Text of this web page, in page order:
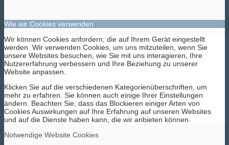
Wie wir Cookies verwenden
Wir können Cookies anfordern, die auf Ihrem Gerät eingestellt
werden. Wir verwenden Cookies, um uns mitzuteilen, wenn Sie
unsere Websites besuchen, wie Sie mit uns interagieren, Ihre
Nutzererfahrung verbessern und Ihre Beziehung zu unserer
Website anpassen.
Klicken Sie auf die verschiedenen Kategorienüberschriften, um
mehr zu erfahren. Sie können auch einige Ihrer Einstellungen
ändern. Beachten Sie, dass das Blockieren einiger Arten von
Cookies Auswirkungen auf Ihre Erfahrung auf unseren Websites
und auf die Dienste haben kann, die wir anbieten können.
Notwendige Website Cookies